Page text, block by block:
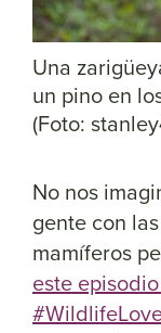
Una
un pino en
(Foto:
No nos
gente con
mamíferos
este